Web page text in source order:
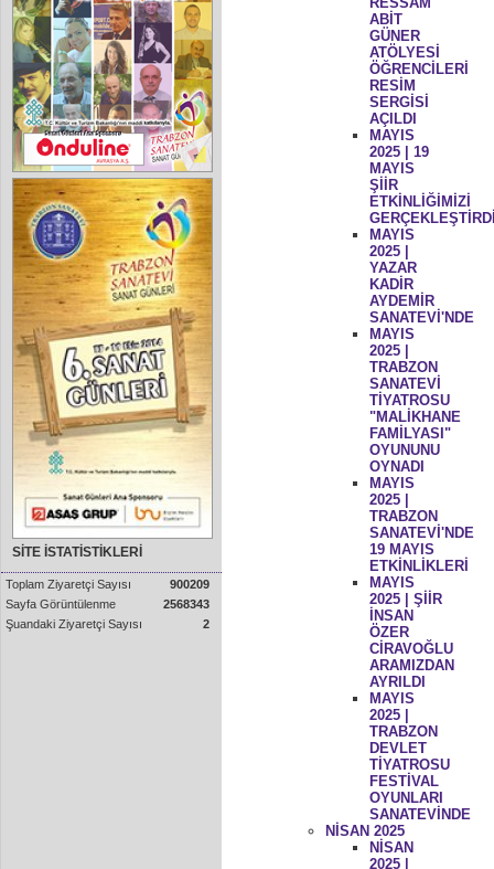
SİTE İSTATİSTİKLERİ
Toplam Ziyaretçi Sayısı
900209
Sayfa Görüntülenme
2568343
Şuandaki Ziyaretçi Sayısı
2
ABİT
GÜNER
ATÖLYESİ
ÖĞRENCİLERİ
RESİM
SERGİSİ
AÇILDI
MAYIS
2025 | 19
MAYIS
ŞİİR
ETKİNLİĞİMİZİ
MAYIS
2025 |
YAZAR
KADİR
AYDEMİR
SANATEVİ'NDE
MAYIS
2025 |
TRABZON
SANATEVİ
TİYATROSU
"MALİKHANE
FAMİLYASI"
OYUNUNU
OYNADI
MAYIS
2025 |
TRABZON
SANATEVİ'NDE
19 MAYIS
ETKİNLİKLERİ
MAYIS
2025 | ŞİİR
İNSAN
ÖZER
CİRAVOĞLU
ARAMIZDAN
AYRILDI
MAYIS
2025 |
TRABZON
DEVLET
TİYATROSU
FESTİVAL
OYUNLARI
SANATEVİNDE
NİSAN 2025
NİSAN
2025 |